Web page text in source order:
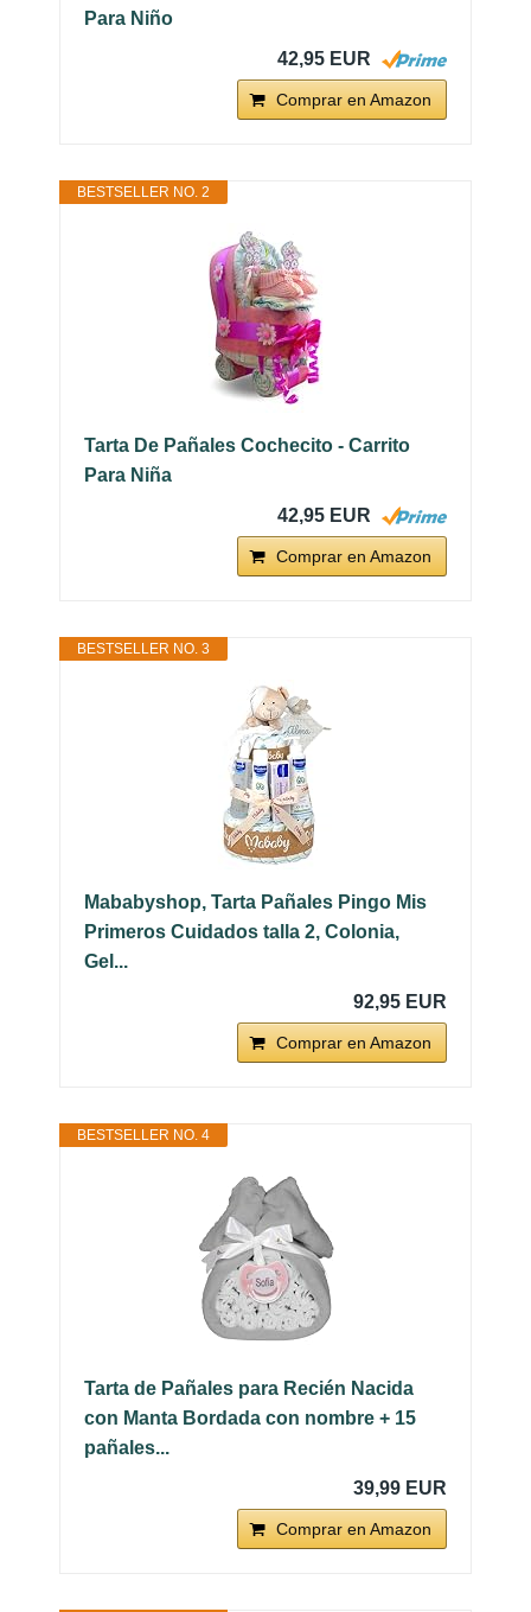
Para Niño
42,95 EUR
Comprar en Amazon
BESTSELLER NO. 2
Tarta De Pañales Cochecito - Carrito
Para Niña
42,95 EUR
Comprar en Amazon
BESTSELLER NO. 3
Mababyshop, Tarta Pañales Pingo Mis
Primeros Cuidados talla 2, Colonia,
Gel...
92,95 EUR
Comprar en Amazon
BESTSELLER NO. 4
Tarta de Pañales para Recién Nacida
con Manta Bordada con nombre + 15
pañales...
39,99 EUR
Comprar en Amazon